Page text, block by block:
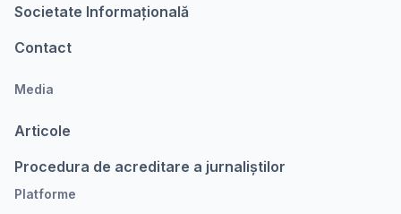
Societate Informațională
Contact
Media
Articole
Procedura de acreditare a jurnaliștilor
Platforme